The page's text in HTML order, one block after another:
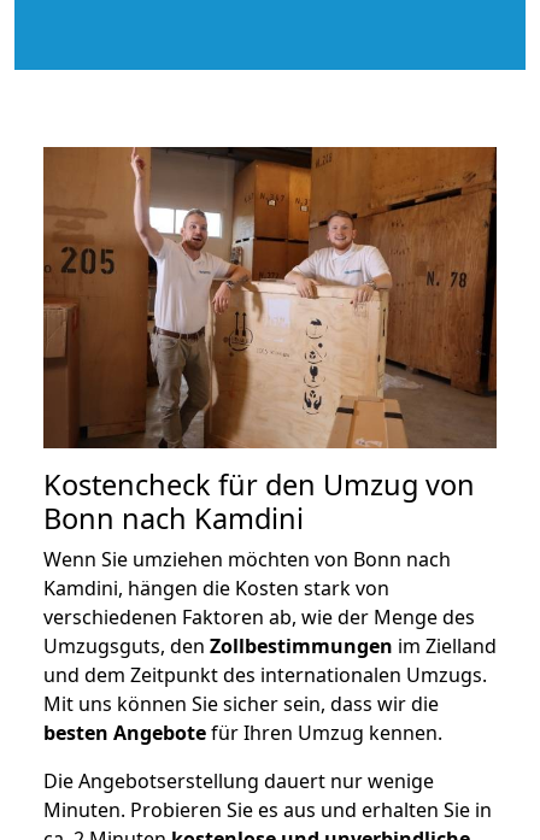
Kostencheck für den Umzug von
Bonn nach Kamdini
Wenn Sie umziehen möchten von Bonn nach
Kamdini, hängen die Kosten stark von
verschiedenen Faktoren ab, wie der Menge des
Umzugsguts, den Zollbestimmungen im Zielland
und dem Zeitpunkt des internationalen Umzugs.
Mit uns können Sie sicher sein, dass wir die
besten Angebotefür Ihren Umzug kennen.
Die Angebotserstellung dauert nur wenige
Minuten. Probieren Sie es aus und erhalten Sie in